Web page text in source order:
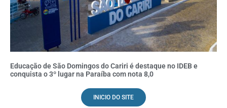
Educação de São Domingos do Cariri é destaque no IDEB e
conquista o 3º lugar na Paraíba com nota 8,0
INICIO DO SITE